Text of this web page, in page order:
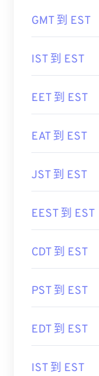
GMT 到 EST
IST 到 EST
EET 到 EST
EAT 到 EST
JST 到 EST
EEST 到 EST
CDT 到 EST
PST 到 EST
EDT 到 EST
IST 到 EST